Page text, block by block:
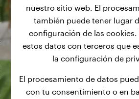
nuestro sitio web. El
también puede tener lugar
configuración de las
estos datos con terceros que
la configuración de
El procesamiento de datos
con tu consentimiento o en